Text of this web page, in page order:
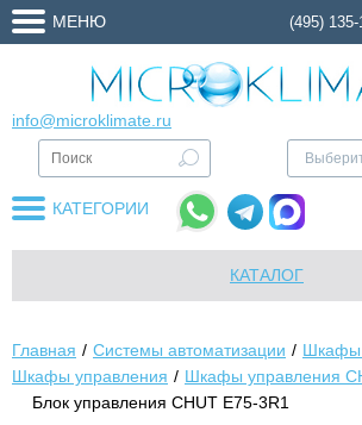
МЕНЮ (495) 135-
info@microklimate.ru
КАТЕГОРИИ
КАТАЛОГ
Главная Системы автоматизации
Шкафы
Шкафы управления
Шкафы управления
Блок управления CHUT E75-3R1